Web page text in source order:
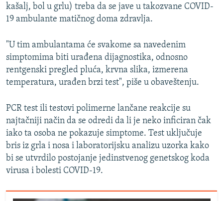
kašalj, bol u grlu) treba da se jave u takozvane COVID-
19 ambulante matičnog doma zdravlja.
"U tim ambulantama će svakome sa navedenim
simptomima biti urađena dijagnostika, odnosno
rentgenski pregled pluća, krvna slika, izmerena
temperatura, urađen brzi test", piše u obaveštenju.
PCR test ili testovi polimerne lančane reakcije su
najtačniji način da se odredi da li je neko inficiran čak
iako ta osoba ne pokazuje simptome. Test uključuje
bris iz grla i nosa i laboratorijsku analizu uzorka kako
bi se utvrdilo postojanje jedinstvenog genetskog koda
virusa i bolesti COVID-19.